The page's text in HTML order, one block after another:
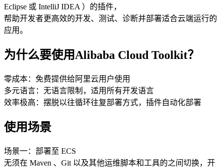
Eclipse 或 IntelliJ IDEA ）的插件，
帮助开发者更高效的开发、测试、诊断并部署适合云端运行的
应用。
为什么要使用Alibaba Cloud Toolkit？
零成本：免费提供给阿里云用户使用
多元语言：无语言限制，适用所有开发语言
效率极高：摆脱以往循环往复部署方式，插件自动化部署
使用场景
场景一：部署至 ECS
无须在 Maven 、Git 以及其他运维脚本和工具的之间切换，开